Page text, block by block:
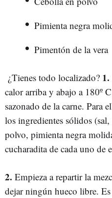
Pimienta negra
Pimentón de la vera
¿Tienes todo localizado? 1.
calor arriba y abajo a 180º
sazonado de la carne. Para
los ingredientes sólidos
polvo, pimienta negra
cucharadita de cada uno de
2. Empieza a repartir la
dejar ningún hueco libre.